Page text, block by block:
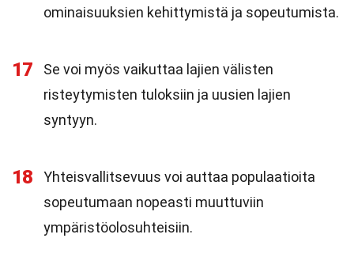
ominaisuuksien kehittymistä ja sopeutumista.
17
Se voi myös vaikuttaa lajien välisten
risteytymisten tuloksiin ja uusien lajien
syntyyn.
18
Yhteisvallitsevuus voi auttaa populaatioita
sopeutumaan nopeasti muuttuviin
ympäristöolosuhteisiin.